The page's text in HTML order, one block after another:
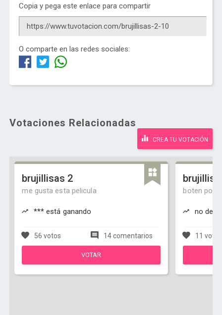
Copia y pega este enlace para compartir
O comparte en las redes sociales:
Votaciones Relacionadas
CREA TU VOTACIÓN
brujillisas 2
me gusta esta pelicula
*** está ganando
56 votos 14 comentarios
VOTAR
boten
no
11 votos